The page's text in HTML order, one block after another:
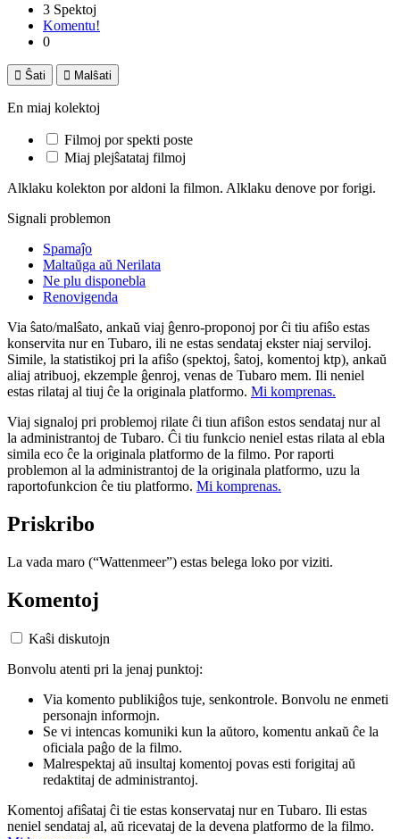
3 Spektoj
Komentu!
0
 Ŝati  Malŝati
En miaj kolektoj
Filmoj por spekti poste
Miaj plejŝatataj filmoj
Alklaku kolekton por aldoni la filmon. Alklaku denove por forigi.
Signali problemon
Spamaĵo
Maltaŭga aŭ Nerilata
Ne plu disponebla
Renovigenda
Via ŝato/malŝato, ankaŭ viaj ĝenro-proponoj por ĉi tiu afiŝo estas
konservita nur en Tubaro, ili ne estas sendataj ekster niaj serviloj.
Simile, la statistikoj pri la afiŝo (spektoj, ŝatoj, komentoj ktp), ankaŭ
aliaj atribuoj, ekzemple ĝenroj, venas de Tubaro mem. Ili neniel
estas rilataj al tiuj ĉe la originala platformo. Mi komprenas.
Viaj signaloj pri problemoj rilate ĉi tiun afiŝon estos sendataj nur al
la administrantoj de Tubaro. Ĉi tiu funkcio neniel estas rilata al ebla
simila eco ĉe la originala platformo de la filmo. Por raporti
problemon al la administrantoj de la originala platformo, uzu la
raportofunkcion ĉe tiu platformo. Mi komprenas.
Priskribo
La vada maro (“Wattenmeer”) estas belega loko por viziti.
Komentoj
Kaŝi diskutojn
Bonvolu atenti pri la jenaj punktoj:
Via komento publikiĝos tuje, senkontrole. Bonvolu ne enmeti
personajn informojn.
Se vi intencas komuniki kun la aŭtoro, komentu ankaŭ ĉe la
oficiala paĝo de la filmo.
Malrespektaj aŭ insultaj komentoj povas esti forigitaj aŭ
redaktitaj de administrantoj.
Komentoj afiŝataj ĉi tie estas konservataj nur en Tubaro. Ili estas
neniel sendataj al, aŭ ricevataj de la devena platformo de la filmo.